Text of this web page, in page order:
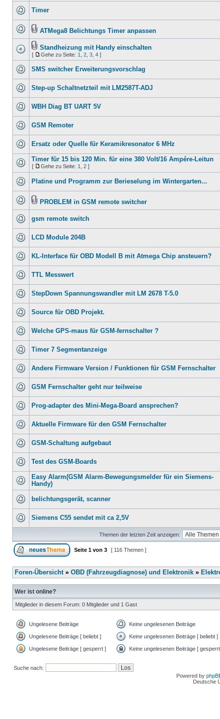
Timer
ATMega8 Belichtungs Timer anpassen
Standheizung mit Handy einschalten
[ Gehe zu Seite: 1 2 3 4 ]
SMS switcher Erweiterungsvorschlag
Step-up Schaltnetzteil mit LM2587T-ADJ
WBH Diag BT UART 5V
GSM Remoter
Ersatz oder Quelle für Keramikresonator 6 MHz
Timer für 15 bis 120 Min. für eine 380 Volt/16 Ampére-Leitun
[ Gehe zu Seite: 1 2 ]
Platine und Programm zur Berieselung im Wintergarten...
PROBLEM in GSM remote switcher
gsm remote switch
LCD Module 204B
KL-Interface für OBD Modell B mit Atmega Chip ansteuern?
TTL Messwert
StepDown Spannungswandler mit LM 2678 T-5.0
Source für OBD Projekt.
Welche GPS-maus für GSM-fernschalter ?
Timer 7 Segmentanzeige
Andere Firmware Version / Funktionen für GSM Fernschalter
GSM Fernschalter geht nur teilweise
Prog-adapter des Mini-Mega-Board ansprechen?
Aktuelle Firmware für den GSM Fernschalter
GSM-Schaltung aufgebaut
Test des GSM-Boards
Easy Alarm(GSM Alarm-Bewegungsmelder für ein Siemens-
Handy)
belichtungsgerät, scanner
Siemens C55 sendet mit ca 2,5V
Themen der letzten Zeit anzeigen:
Seite 1 von 3 [ 116 Themen ]
Foren-Übersicht» OBD (Fahrzeugdiagnose) und Elektronik »
Wer ist online?
Mitglieder in diesem Forum: 0 Mitglieder und 1 Gast
Ungelesene Beiträge Keine ungelesenen Beiträge
Ungelesene Beiträge [ beliebt ] Keine ungelesenen Beiträge [ beliebt ]
Ungelesene Beiträge [ gesperrt ] Keine ungelesenen Beiträge [
Suche nach:
Powered by
Deutsche